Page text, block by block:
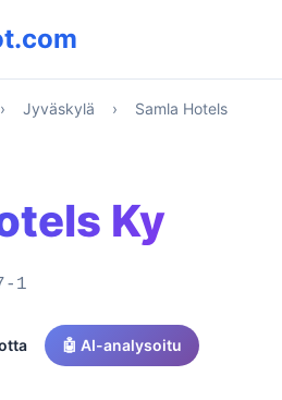
› Jyväskylä ›
Samla Hotels
Ky
1
🤖 AI-analysoitu